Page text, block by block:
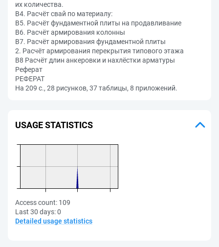
их количества.
В4. Расчёт свай по материалу:
В5. Расчёт фундаментной плиты на продавливание
В6. Расчёт армирования колонны
В7. Расчёт армирования фундаментной плиты
2. Расчёт армирования перекрытия типового этажа
В8 Расчёт длин анкеровки и нахлёстки арматуры
Реферат
РЕФЕРАТ
На 209 с., 28 рисунков, 37 таблицы, 8 приложений.
USAGE STATISTICS
Access count: 109
Last 30 days:0
Detailed usage statistics